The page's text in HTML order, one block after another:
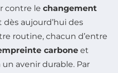
contre le changement
dès aujourd’hui des
routine, chacun d’entre
carbone et
avenir durable. Par